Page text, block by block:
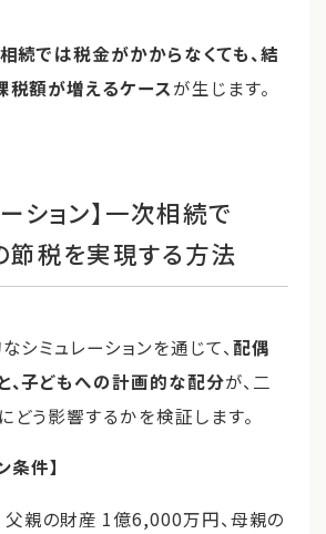
続では税金がかからなくても、結
税額が増えるケースが生じます。
ション】一次相続で
税を実現する方法
シミュレーションを通じて、 配偶
、子どもへの計画的な配分が、二
う影響するかを検証します。
条件】
父親の財産 1億6,000万円、母親の